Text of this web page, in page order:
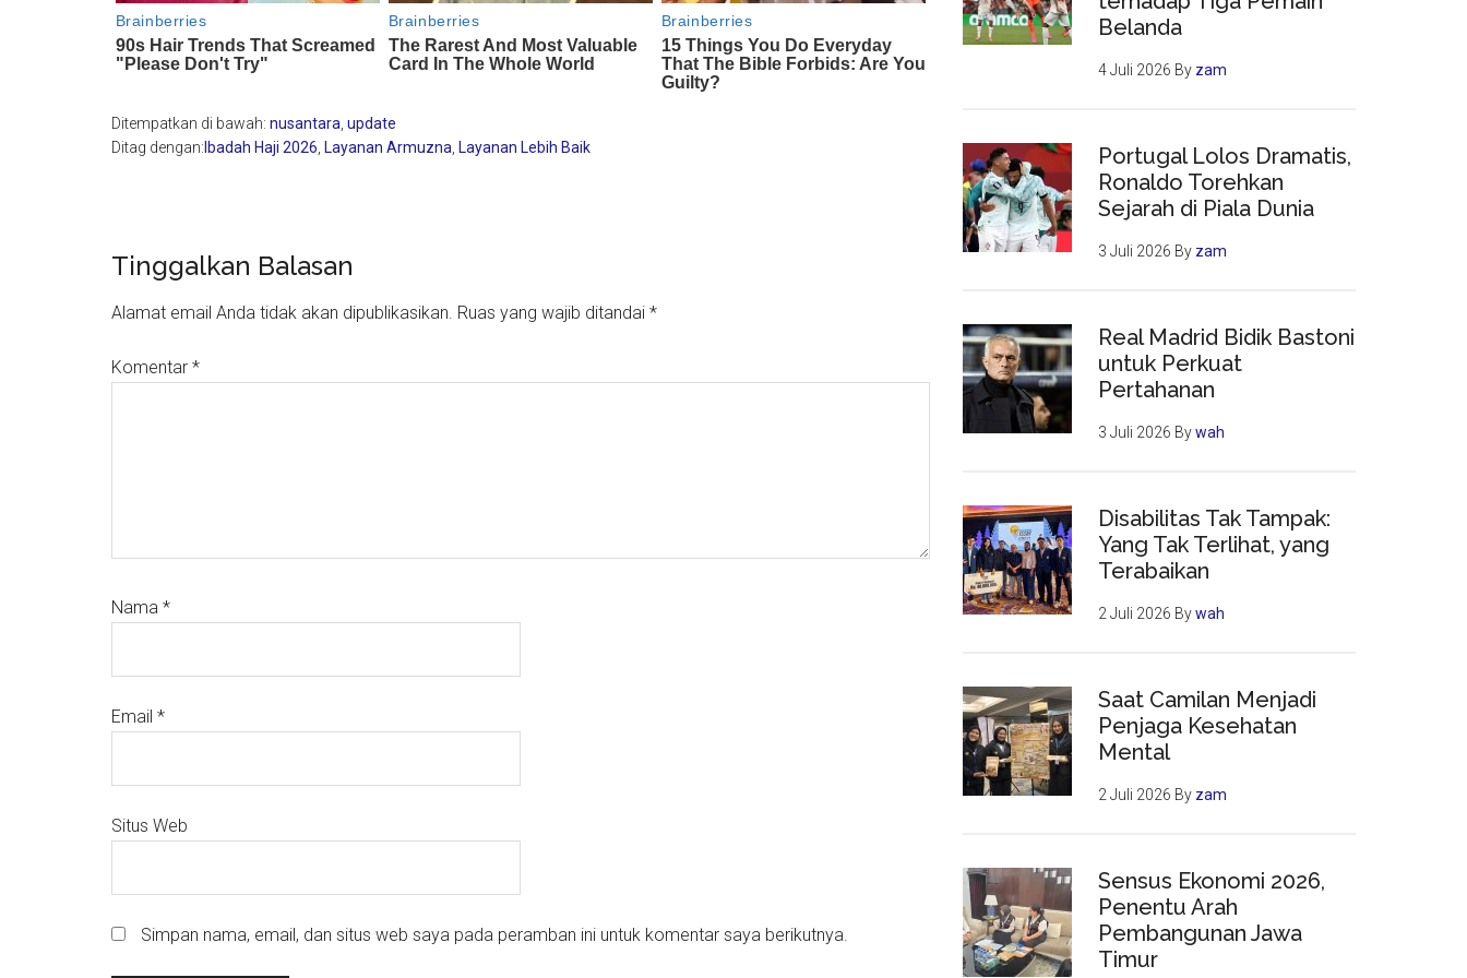
Ditempatkan di bawah: nusantara update
Ditag dengan:Ibadah Haji 2026 Layanan Armuzna Layanan Lebih Baik
Reader
Interactions
Tinggalkan Balasan
Alamat email Anda tidak akan dipublikasikan. Ruas yang wajib ditandai *
Komentar *
Nama *
Email *
Situs Web
Simpan nama, email, dan situs web saya pada peramban ini untuk komentar saya berikutnya.
Belanda
4 Juli 2026 By zam
Portugal Lolos Dramatis,
Ronaldo Torehkan
Sejarah di Piala Dunia
3 Juli 2026 By zam
Real Madrid Bidik Bastoni
untuk Perkuat
Pertahanan
3 Juli 2026 Bywah
Disabilitas Tak Tampak:
Yang Tak Terlihat, yang
Terabaikan
2 Juli 2026 Bywah
Saat Camilan Menjadi
Penjaga Kesehatan
Mental
2 Juli 2026 By zam
Sensus Ekonomi 2026,
Penentu Arah
Pembangunan Jawa
Timur